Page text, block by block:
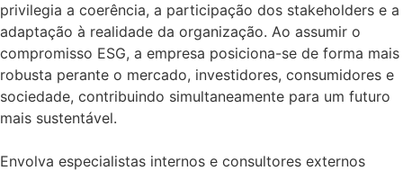
privilegia a coerência, a participação dos stakeholders e a
adaptação à realidade da organização. Ao assumir o
compromisso ESG, a empresa posiciona-se de forma mais
robusta perante o mercado, investidores, consumidores e
sociedade, contribuindo simultaneamente para um futuro
mais sustentável.
Envolva especialistas internos e consultores externos